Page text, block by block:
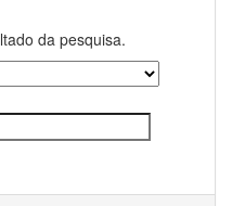
da pesquisa.